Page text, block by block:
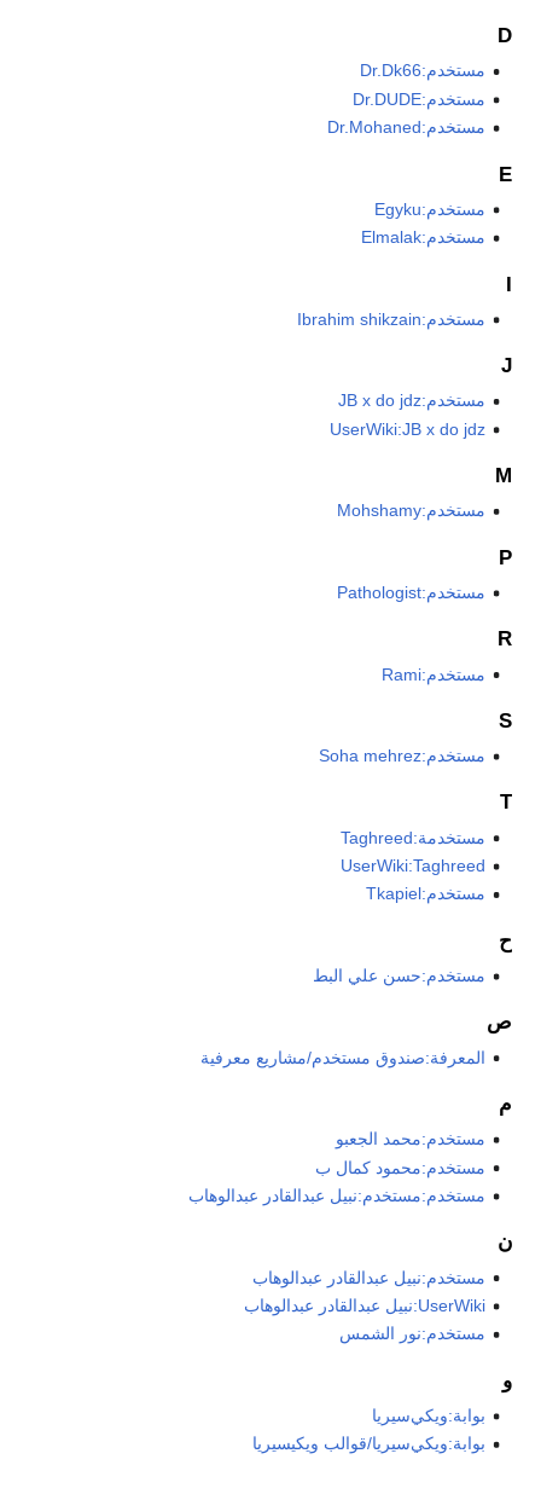
D
مستخدم:Dr.Dk66
مستخدم:Dr.DUDE
مستخدم:Dr.Mohaned
E
مستخدم:Egyku
مستخدم:Elmalak
I
مستخدم:Ibrahim shikzain
J
مستخدم:JB x do jdz
UserWiki:JB x do jdz
M
مستخدم:Mohshamy
P
مستخدم:Pathologist
R
مستخدم:Rami
S
مستخدم:Soha mehrez
T
مستخدمة:Taghreed
UserWiki:Taghreed
مستخدم:Tkapiel
ح
مستخدم:حسن علي البط
ص
المعرفة:صندوق مستخدم/مشاريع معرفية
م
مستخدم:محمد الجعبو
مستخدم:محمود كمال ب
مستخدم:مستخدم:نبيل عبدالقادر عبدالوهاب
ن
مستخدم:نبيل عبدالقادر عبدالوهاب
UserWiki:نبيل عبدالقادر عبدالوهاب
مستخدم:نور الشمس
و
بوابة:ويكي‌سيريا
بوابة:ويكي‌سيريا/قوالب ويكيسيريا